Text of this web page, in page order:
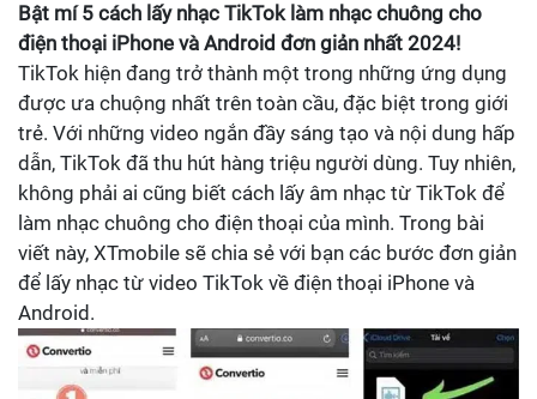
Bật mí 5 cách lấy nhạc TikTok làm nhạc chuông cho
điện thoại iPhone và Android đơn giản nhất 2024!
TikTok hiện đang trở thành một trong những ứng dụng
được ưa chuộng nhất trên toàn cầu, đặc biệt trong giới
trẻ. Với những video ngắn đầy sáng tạo và nội dung hấp
dẫn, TikTok đã thu hút hàng triệu người dùng. Tuy nhiên,
không phải ai cũng biết cách lấy âm nhạc từ TikTok để
làm nhạc chuông cho điện thoại của mình. Trong bài
viết này, XTmobile sẽ chia sẻ với bạn các bước đơn giản
để lấy nhạc từ video TikTok về điện thoại iPhone và
Android.